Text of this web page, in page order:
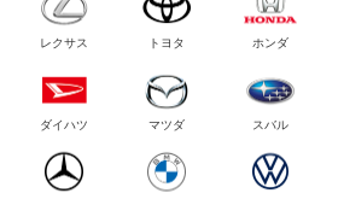
レクサス トヨタ ホンダ
ダイハツ マツダ スバル